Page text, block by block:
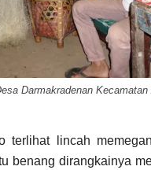
Darmakradenan
terlihat lincah
benang dirangkainya